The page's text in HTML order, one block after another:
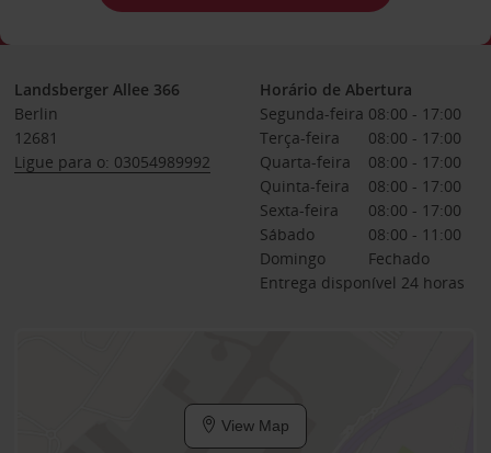
Landsberger Allee 366
Berlin
12681
Ligue para o: 03054989992
Horário de Abertura
Segunda-feira 08:00 - 17:00
Terça-feira
08:00 - 17:00
Quarta-feira
08:00 - 17:00
Quinta-feira
08:00 - 17:00
Sexta-feira
08:00 - 17:00
Sábado
08:00 - 11:00
Domingo
Fechado
Entrega disponível 24 horas
View Map